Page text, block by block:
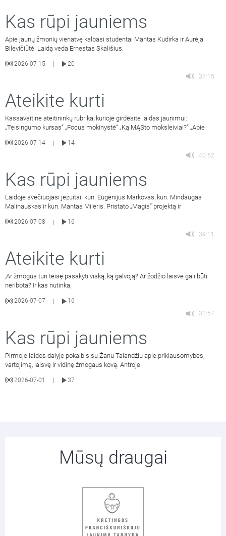
Kas rūpi jauniems
Apie jaunų žmonių vienatvę kalbasi studentai Mantas Kudirka ir Aurėja
Bilevičiūtė. Laidą veda Ernestas Skališius.
2026-07-15
20
37:15
Ateikite kurti
Kassavaitinė ateitininkų rubrika, kurioje girdėsite laidas jaunimui:
„Teisingumo kursas“ „Focus mokinystė“ „Ką MĄSto moksleiviai?“ „Apie
2026-07-14 |
14
40:52
Kas rūpi jauniems
Laidoje svečiuojasi jėzuitai: kun. Eugenijus Markovas, kun. Mindaugas
Malinauskas ir kun. Mantas Mileris. Pristato „Magis“ projektą ir
2026-07-08 |
16
39:11
Ateikite kurti
,Ar žmogus turi teisę pasakyti viską, ką galvoją? Ar žodžio laisvė gali būti
neribota? Ir kas nutinka,
2026-07-07
16
32:57
Kas rūpi jauniems
Pirmoje laidos dalyje pokalbis su Žanu Talandžiu apie priklausomybes,
vartojimą, laisvę ir vidinę žmogaus kovą. Antroje
2026-07-01 37
Mūsų draugai